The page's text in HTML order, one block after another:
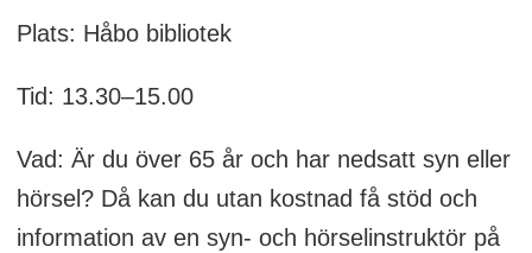
Plats: Håbo bibliotek
Tid: 13.30–15.00
Vad: Är du över 65 år och har nedsatt syn eller
hörsel? Då kan du utan kostnad få stöd och
information av en syn- och hörselinstruktör på